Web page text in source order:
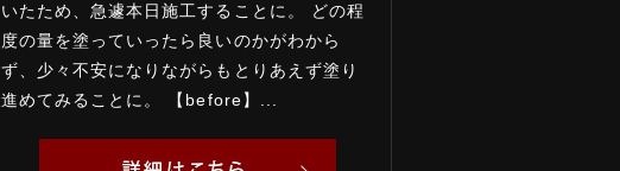
いたため、急遽本日施工することに。 どの程
度の量を塗っていったら良いのかがわから
ず、少々不安になりながらもとりあえず塗り
進めてみることに。 【before】...